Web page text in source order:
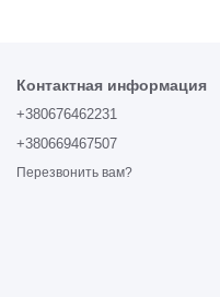
Контактная информация
+380676462231
+380669467507
Перезвонить вам?